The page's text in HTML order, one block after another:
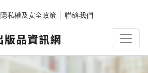
隱私權及安全政策 聯絡我們